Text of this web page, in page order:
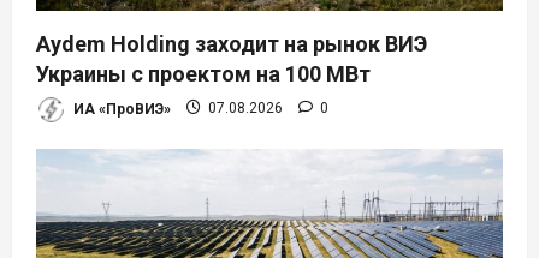
п
и
с
я
м
Aydem Holding заходит на рынок ВИЭ
Украины с проектом на 100 МВт
ИА «ПроВИЭ» 07.08.2026 0